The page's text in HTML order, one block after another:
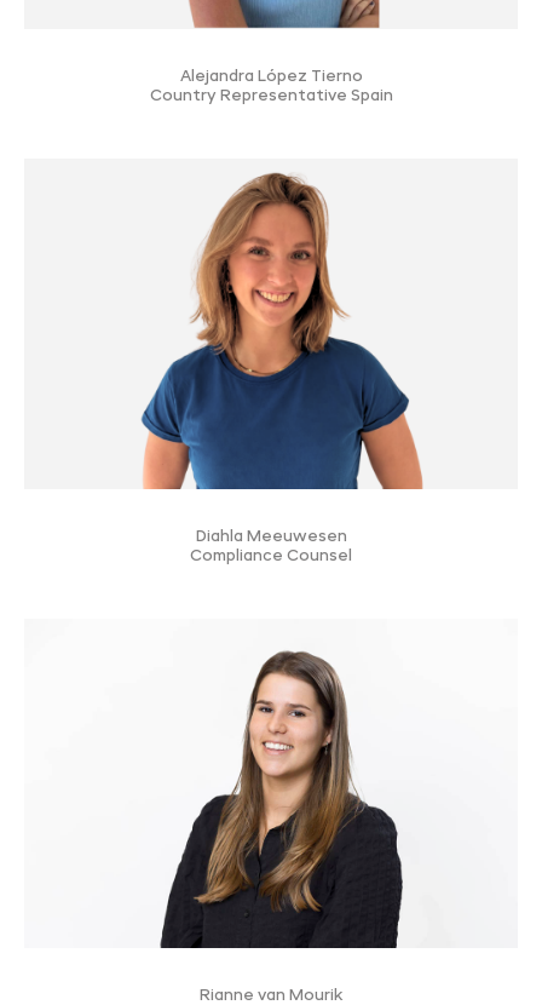
Alejandra López Tierno
Country Representative Spain
Diahla Meeuwesen
Compliance Counsel
Rianne van Mourik